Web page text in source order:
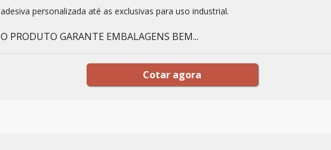
adesiva personalizada até as exclusivas para uso industrial.
O PRODUTO GARANTE EMBALAGENS BEM...
Cotar agora